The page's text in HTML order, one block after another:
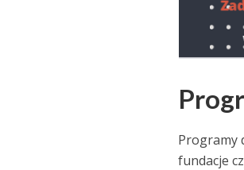
Programy
fundacje